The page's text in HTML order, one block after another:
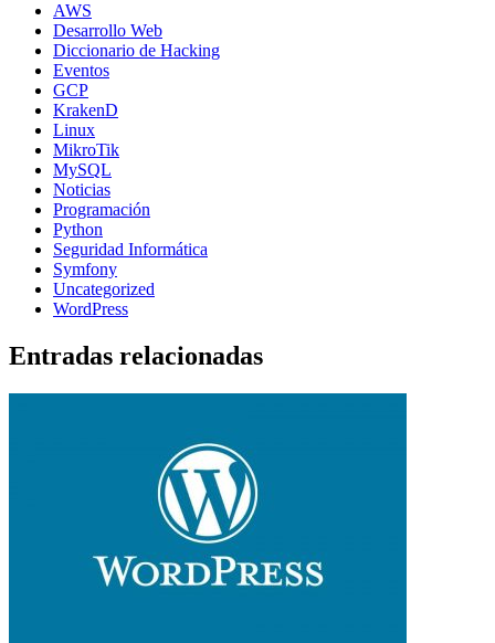
AWS
Desarrollo Web
Diccionario de Hacking
Eventos
GCP
KrakenD
Linux
MikroTik
MySQL
Noticias
Programación
Python
Seguridad Informática
Symfony
Uncategorized
WordPress
Entradas relacionadas